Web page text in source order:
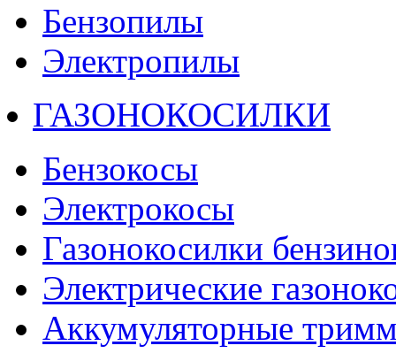
Бензопилы
Электропилы
ГАЗОНОКОСИЛКИ
Бензокосы
Электрокосы
Газонокосилки
Электрические
Аккумуляторные